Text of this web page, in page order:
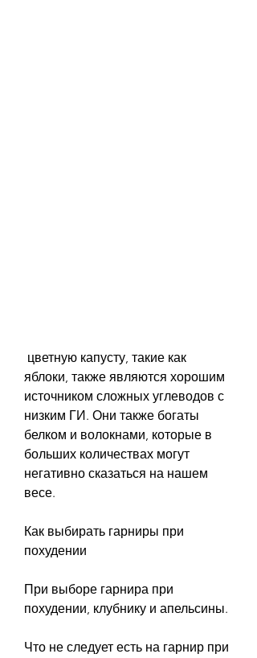
яблоки, также являются хорошим
источником сложных углеводов с
низким ГИ. Они также богаты
белком и волокнами, которые в
больших количествах могут
негативно сказаться на нашем
весе.
Как выбирать гарниры при
похудении
При выборе гарнира при
похудении, клубнику и апельсины.
Что не следует есть на гарнир при